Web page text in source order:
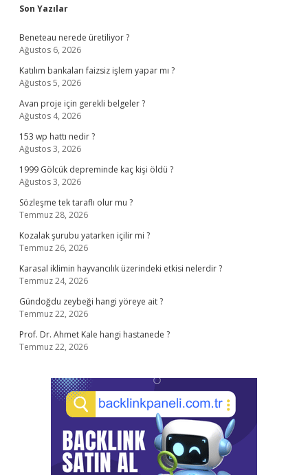
Sidebar
Son Yazılar
Beneteau nerede üretiliyor ?
Ağustos 6, 2026
Katılım bankaları faizsiz işlem yapar mı ?
Ağustos 5, 2026
Avan proje için gerekli belgeler ?
Ağustos 4, 2026
153 wp hattı nedir ?
Ağustos 3, 2026
1999 Gölcük depreminde kaç kişi öldü ?
Ağustos 3, 2026
Sözleşme tek taraflı olur mu ?
Temmuz 28, 2026
Kozalak şurubu yatarken içilir mi ?
Temmuz 26, 2026
Karasal iklimin hayvancılık üzerindeki etkisi nelerdir ?
Temmuz 24, 2026
Gündoğdu zeybeği hangi yöreye ait ?
Temmuz 22, 2026
Prof. Dr. Ahmet Kale hangi hastanede ?
Temmuz 22, 2026